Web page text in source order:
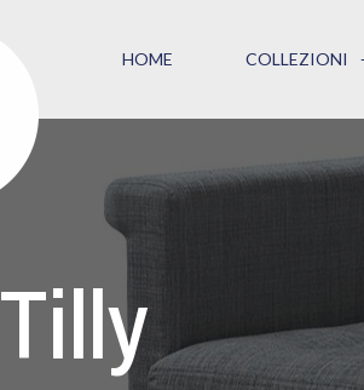
HOME COLLEZIONI
Tilly